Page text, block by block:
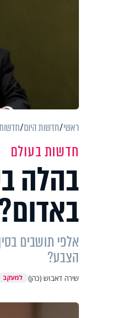
ראשי חדשות היום
חדשות בעולם
בהלה
אלפי תושבים
הצבע?
שירה דאבוש (כהן) למעקב